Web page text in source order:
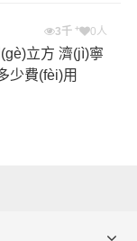
3千 + 0人
立方 濟(jì)寧
少費(fèi)用